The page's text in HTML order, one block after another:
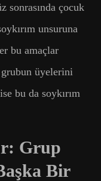
sonrasında çocuk
unsuruna
bu amaçlar
grubun üyelerini
bu da soykırım
Grup
Bir